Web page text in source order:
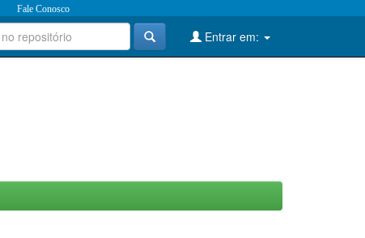
Fale Conosco
Entrar em: